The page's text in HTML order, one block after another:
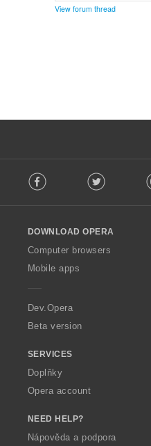
View forum thread
o
w
O
p
a
Facebook Twitter
DOWNLOAD OPERA
Computer browsers
Mobile apps
Dev.Opera
Beta version
SERVICES
Doplňky
Opera account
NEED HELP?
Nápověda a podpora